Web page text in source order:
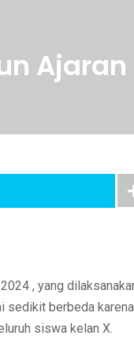
, yang
sedikit berbeda karena
siswa kelan X.